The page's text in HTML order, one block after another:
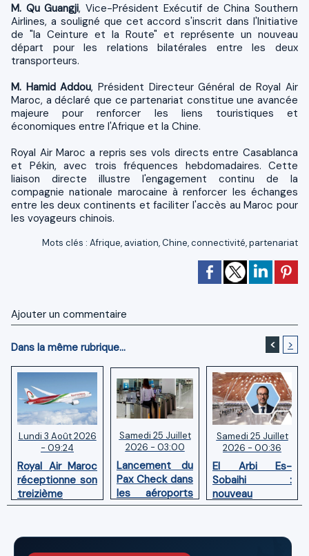
M. Qu Guangji, Vice-Président Exécutif de China Southern
Airlines, a souligné que cet accord s'inscrit dans l'Initiative
de "la Ceinture et la Route" et représente un nouveau
départ pour les relations bilatérales entre les deux
transporteurs.
M. Hamid Addou, Président Directeur Général de Royal Air
Maroc, a déclaré que ce partenariat constitue une avancée
majeure pour renforcer les liens touristiques et
économiques entre l'Afrique et la Chine.
Royal Air Maroc a repris ses vols directs entre Casablanca
et Pékin, avec trois fréquences hebdomadaires. Cette
liaison directe illustre l'engagement continu de la
compagnie nationale marocaine à renforcer les échanges
entre les deux continents et faciliter l'accès au Maroc pour
les voyageurs chinois.
Mots clés : Afrique, aviation,Chine,connectivité,partenariat
Ajouter un commentaire
Dans la même rubrique... < >
Lundi 3 Août 2026
- 09:24
Royal Air Maroc
réceptionne son
treizième
Boeing 787
Samedi 25 Juillet
2026 - 03:00
Lancement du
Pax Check dans
les aéroports
du Maroc
Samedi 25 Juillet
2026 - 00:36
El Arbi Es-
Sobaihi :
nouveau
directeur à la
l’Aéroport
Mohammed V